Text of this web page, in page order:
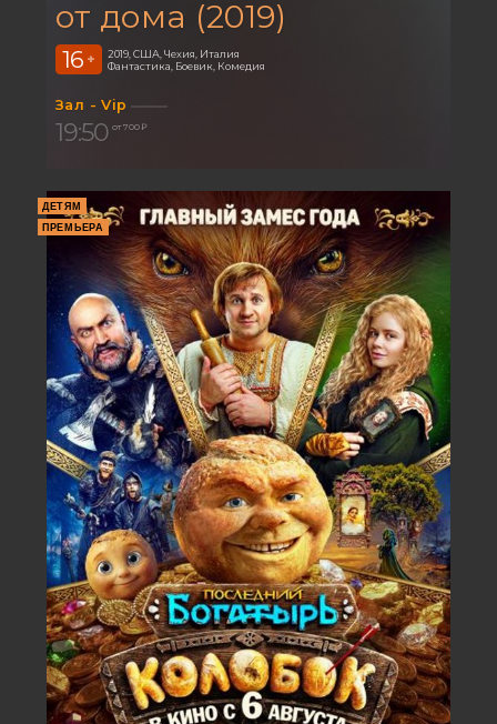
от дома (2019)
16 +
2019, США, Чехия, Италия
Фантастика, Боевик, Комедия
Зал - Vip
19:50 от 700 ₽
ДЕТЯМ
ПРЕМЬЕРА